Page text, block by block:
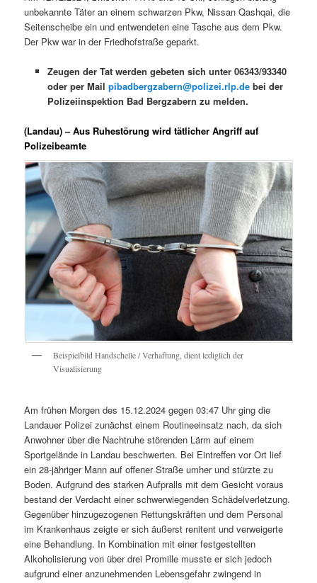
unbekannte Täter an einem schwarzen Pkw, Nissan Qashqai, die
Seitenscheibe ein und entwendeten eine Tasche aus dem Pkw.
Der Pkw war in der Friedhofstraße geparkt.
Zeugen der Tat werden gebeten sich unter 06343/93340
oder per Mail pibadbergzabern@polizei.rlp.debei der
Polizeiinspektion Bad Bergzabern zu melden.
(Landau) – Aus Ruhestörung wird tätlicher Angriff auf
Polizeibeamte
Beispielbild Handschelle / Verhaftung, dient lediglich der
Visualisierung
Am frühen Morgen des 15.12.2024 gegen 03:47 Uhr ging die
Landauer Polizei zunächst einem Routineeinsatz nach, da sich
Anwohner über die Nachtruhe störenden Lärm auf einem
Sportgelände in Landau beschwerten. Bei Eintreffen vor Ort lief
ein 28-jähriger Mann auf offener Straße umher und stürzte zu
Boden. Aufgrund des starken Aufpralls mit dem Gesicht voraus
bestand der Verdacht einer schwerwiegenden Schädelverletzung.
Gegenüber hinzugezogenen Rettungskräften und dem Personal
im Krankenhaus zeigte er sich äußerst renitent und verweigerte
eine Behandlung. In Kombination mit einer festgestellten
Alkoholisierung von über drei Promille musste er sich jedoch
aufgrund einer anzunehmenden Lebensgefahr zwingend in